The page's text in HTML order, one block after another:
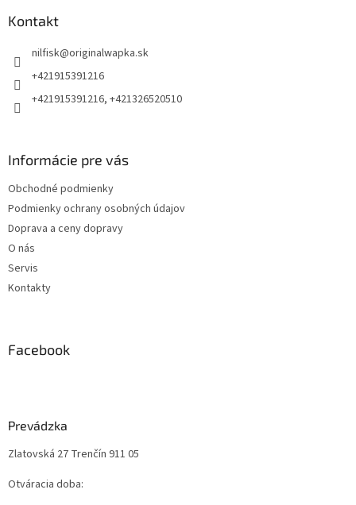
Kontakt
nilfisk@originalwapka.sk
+421915391216
+421915391216, +421326520510
Informácie pre vás
Obchodné podmienky
Podmienky ochrany osobných údajov
Doprava a ceny dopravy
O nás
Servis
Kontakty
Facebook
Prevádzka
Zlatovská 27 Trenčín 911 05
Otváracia doba: